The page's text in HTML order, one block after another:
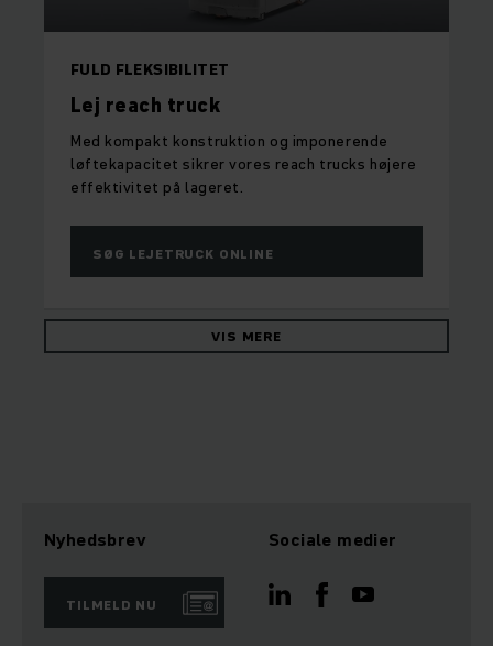
FULD FLEKSIBILITET
Lej reach truck
Med kompakt konstruktion og imponerende
løftekapacitet sikrer vores reach trucks højere
effektivitet på lageret.
SØG LEJETRUCK ONLINE
VIS MERE
Nyhedsbrev
TILMELD NU
Sociale medier